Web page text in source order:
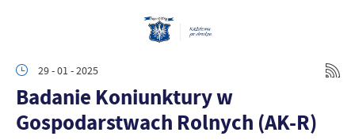
29 - 01 - 2025
Badanie Koniunktury w
Gospodarstwach Rolnych (AK-R)